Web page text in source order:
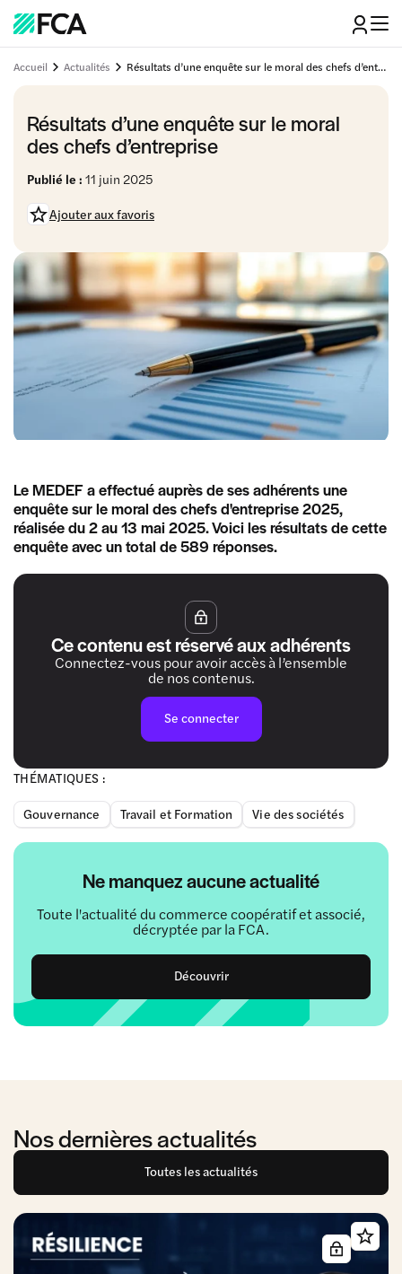
Accueil Actualités Résultats d’une enquête sur le moral des chefs d’entreprise
Résultats d’une enquête sur le moral
des chefs d’entreprise
Publié le : 11 juin 2025
Ajouter aux favoris
THÉMATIQUES :
Gouvernance
Travail et Formation Vie des sociétés
Ne manquez aucune actualité
Toute l'actualité du commerce coopératif et associé,
décryptée par la FCA.
Découvrir
Le MEDEF a effectué auprès de ses adhérents une
enquête sur le moral des chefs d'entreprise 2025,
réalisée du 2 au 13 mai 2025. Voici les résultats de cette
enquête avec un total de 589 réponses.
Ce contenu est réservé aux adhérents
Connectez-vous pour avoir accès à l’ensemble
de nos contenus.
Se connecter
Nos dernières actualités
Toutes les actualités